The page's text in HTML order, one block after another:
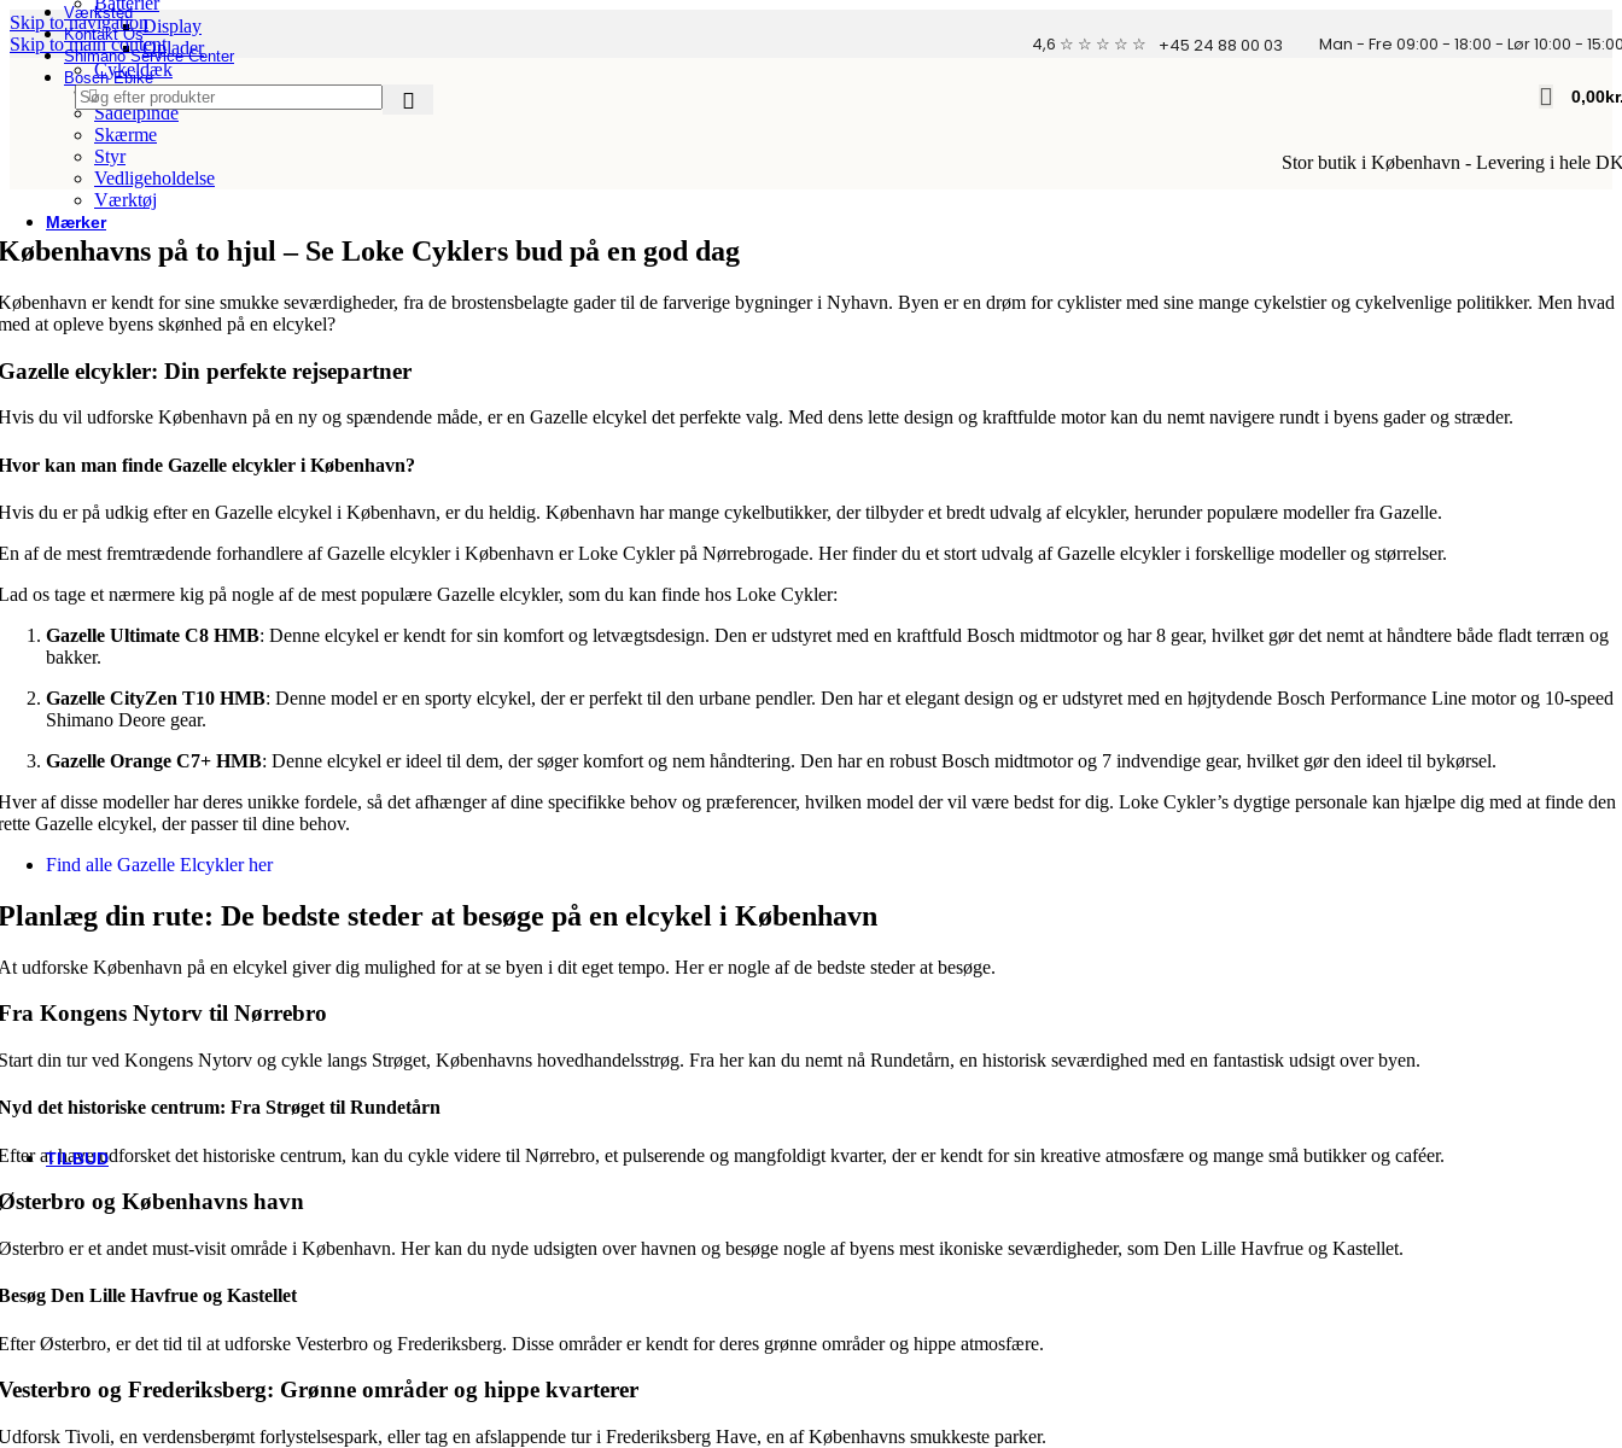
Skip to navigation
Skip to main content
Værksted
Kontakt Os
Shimano Service Center
Bosch Ebike
4,6 ☆ ☆ ☆ ☆ ☆ +45 24 88 00 03 Man - Fre 09:00 - 18:00 - Lør 10:00 -
0,00
Display
Oplader
Cykeldæk
Frempinde
Sadelpinde
Skærme
Styr
Vedligeholdelse
Værktøj
Mærker
Abus
Argon 18
AtranVelo
Basil
Bike Attitude
Bosch
Brooks
Christiania Bikes
Disney
Endura
Finish Line
Gazelle
Genesis
Knog
Lazer
Merida
Pelago
PRO
Raleigh
Reany
Remington
Shimano
SMART
SP Connect™
Tenways
Thule/Yepp
Vittoria
TILBUD
Stor butik i København - Levering i hele
på to hjul – Se Loke Cyklers bud på en god dag
er kendt for sine smukke seværdigheder, fra de brostensbelagte gader til de farverige bygninger i Nyhavn. Byen er en drøm for cyklister med sine mange cykelstier og cykelvenlige politikker. Men hvad
at opleve byens skønhed på en elcykel?
elcykler: Din perfekte rejsepartner
du vil udforske København på en ny og spændende måde, er en Gazelle elcykel det perfekte valg. Med dens lette design og kraftfulde motor kan du nemt navigere rundt i byens gader og stræder.
kan man finde Gazelle elcykler i København?
du er på udkig efter en Gazelle elcykel i København, er du heldig. København har mange cykelbutikker, der tilbyder et bredt udvalg af elcykler, herunder populære modeller fra Gazelle.
af de mest fremtrædende forhandlere af Gazelle elcykler i København er Loke Cykler på Nørrebrogade. Her finder du et stort udvalg af Gazelle elcykler i forskellige modeller og størrelser.
os tage et nærmere kig på nogle af de mest populære Gazelle elcykler, som du kan finde hos Loke Cykler:
Gazelle Ultimate C8 HMB: Denne elcykel er kendt for sin komfort og letvægtsdesign. Den er udstyret med en kraftfuld Bosch midtmotor og har 8 gear, hvilket gør det nemt at håndtere både fladt terræn og
bakker.
Gazelle CityZen T10 HMB: Denne model er en sporty elcykel, der er perfekt til den urbane pendler. Den har et elegant design og er udstyret med en højtydende Bosch Performance Line motor og 10-speed
Shimano Deore gear.
Gazelle Orange C7+ HMB: Denne elcykel er ideel til dem, der søger komfort og nem håndtering. Den har en robust Bosch midtmotor og 7 indvendige gear, hvilket gør den ideel til bykørsel.
af disse modeller har deres unikke fordele, så det afhænger af dine specifikke behov og præferencer, hvilken model der vil være bedst for dig. Loke Cykler’s dygtige personale kan hjælpe dig med at finde den
Gazelle elcykel, der passer til dine behov.
Find alle Gazelle Elcykler her
din rute: De bedste steder at besøge på en elcykel i København
udforske København på en elcykel giver dig mulighed for at se byen i dit eget tempo. Her er nogle af de bedste steder at besøge.
Kongens Nytorv til Nørrebro
din tur ved Kongens Nytorv og cykle langs Strøget, Københavns hovedhandelsstrøg. Fra her kan du nemt nå Rundetårn, en historisk seværdighed med en fantastisk udsigt over byen.
det historiske centrum: Fra Strøget til Rundetårn
at have udforsket det historiske centrum, kan du cykle videre til Nørrebro, et pulserende og mangfoldigt kvarter, der er kendt for sin kreative atmosfære og mange små butikker og caféer.
og Københavns havn
er et andet must-visit område i København. Her kan du nyde udsigten over havnen og besøge nogle af byens mest ikoniske seværdigheder, som Den Lille Havfrue og Kastellet.
Den Lille Havfrue og Kastellet
Østerbro, er det tid til at udforske Vesterbro og Frederiksberg. Disse områder er kendt for deres grønne områder og hippe atmosfære.
og Frederiksberg: Grønne områder og hippe kvarterer
Tivoli, en verdensberømt forlystelsespark, eller tag en afslappende tur i Frederiksberg Have, en af Københavns smukkeste parker.